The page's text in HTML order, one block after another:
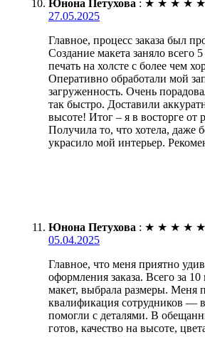
Юнона Петухова : ★ ★ ★ ★ ★
27.05.2025
Главное, процесс заказа был
Создание макета заняло всего
печать на холсте с более чем
Оперативно обработали мой
загруженность. Очень
так быстро. Доставили
высоте! Итог – я в восторге от
Получила то, что хотела, даже
украсило мой интерьер.
Юнона Петухова : ★ ★ ★ ★ ★
05.04.2025
Главное, что меня приятно
оформления заказа. Всего за 10
макет, выбрала размеры. Меня
квалификация сотрудников —
помогли с деталями. В
готов, качество на высоте,